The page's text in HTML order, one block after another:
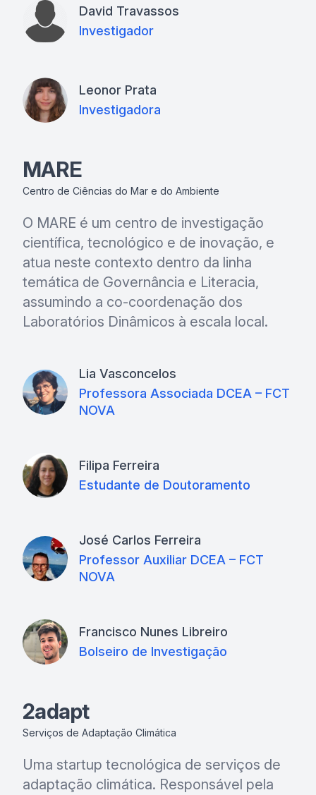
David Travassos
Investigador
Leonor Prata
Investigadora
MARE
Centro de Ciências do Mar e do Ambiente
O MARE é um centro de investigação
científica, tecnológico e de inovação, e
atua neste contexto dentro da linha
temática de Governância e Literacia,
assumindo a co-coordenação dos
Laboratórios Dinâmicos à escala local.
Lia Vasconcelos
Professora Associada DCEA – FCT
NOVA
Filipa Ferreira
Estudante de Doutoramento
José Carlos Ferreira
Professor Auxiliar DCEA – FCT
NOVA
Francisco Nunes Libreiro
Bolseiro de Investigação
2adapt
Serviços de Adaptação Climática
Uma startup tecnológica de serviços de
adaptação climática. Responsável pela